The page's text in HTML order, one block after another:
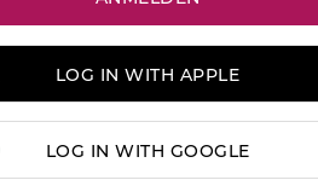
LOG IN WITH APPLE
LOG IN WITH GOOGLE